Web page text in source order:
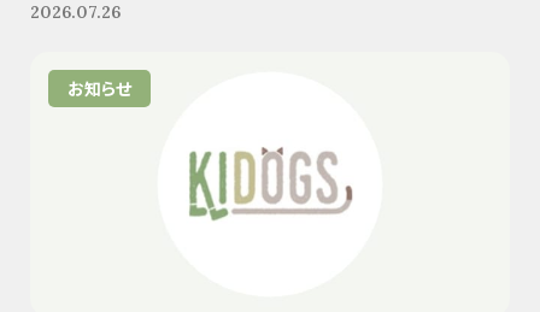
2026.07.26
お知らせ